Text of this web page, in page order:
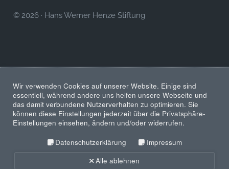
© 2026 · Hans Werner Henze Stiftung
Wir verwenden Cookies auf unserer Website. Einige sind
essentiell, während andere uns helfen unsere Webseite und
das damit verbundene Nutzerverhalten zu optimieren. Sie
können diese Einstellungen jederzeit über die Privatsphäre-
Einstellungen einsehen, ändern und/oder widerrufen.
Datenschutzerklärung
Impressum
Alle ablehnen